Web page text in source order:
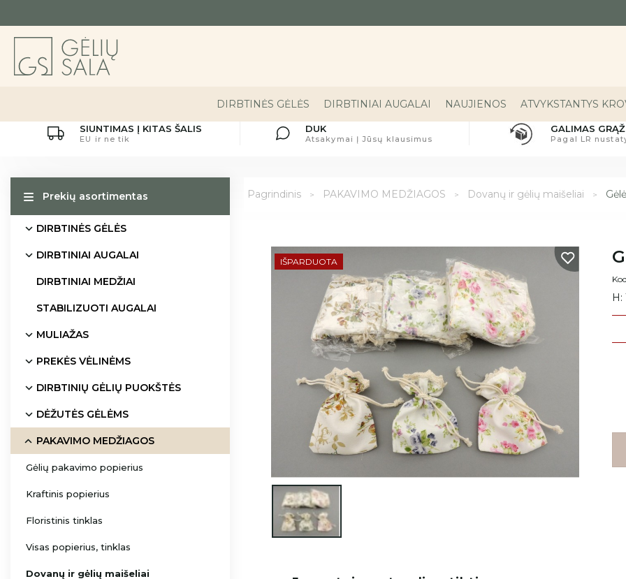
DIRBTINĖS GĖLĖS DIRBTINIAI AUGALAI NAUJIENOS ATVYKSTANTYS
SIUNTIMAS Į KITAS ŠALIS
EU ir ne tik
DUK
Atsakymai Į Jūsų klausimus
GALIMAS
Pagal LR
Prekių asortimentas
DIRBTINĖS GĖLĖS
DIRBTINIAI AUGALAI
DIRBTINIAI MEDŽIAI
STABILIZUOTI AUGALAI
MULIAŽAS
PREKĖS VĖLINĖMS
DIRBTINIŲ GĖLIŲ PUOKŠTĖS
DĖŽUTĖS GĖLĖMS
PAKAVIMO MEDŽIAGOS
Gėlių pakavimo popierius
Kraftinis popierius
Floristinis tinklas
Visas popierius, tinklas
Dovanų ir gėlių maišeliai
Pagrindinis PAKAVIMO MEDŽIAGOS Dovanų ir gėlių maišeliai
IŠPARDUOTA